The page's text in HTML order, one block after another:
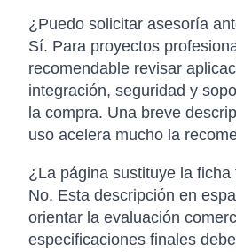
¿Puedo solicitar asesoría
Sí. Para proyectos
recomendable revisar
integración, seguridad y
la compra. Una breve
uso acelera mucho la
¿La página sustituye la
No. Esta descripción en
orientar la evaluación
especificaciones finales